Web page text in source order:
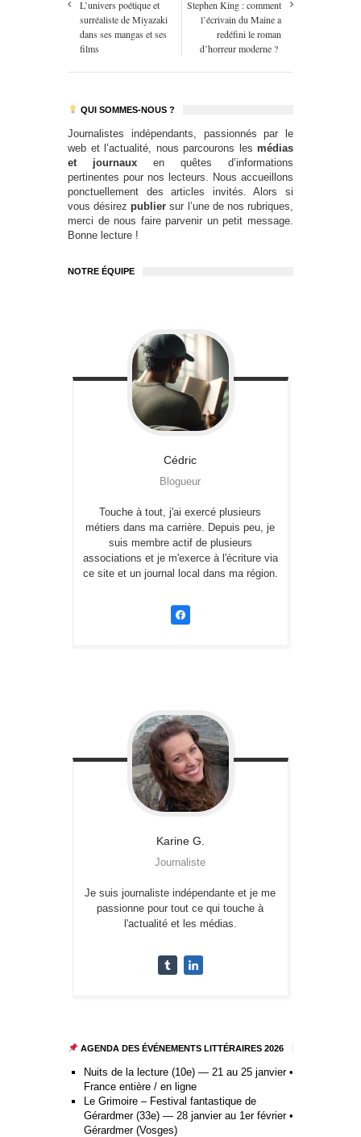
L’univers poétique et
surréaliste de Miyazaki
dans ses mangas et ses
films
Stephen King : comment
l’écrivain du Maine a
redéfini le roman
d’horreur moderne ?
QUI SOMMES-NOUS ?
Journalistes indépendants, passionnés par le
web et l’actualité, nous parcourons les médias
et journaux en quêtes d’informations
pertinentes pour nos lecteurs. Nous accueillons
ponctuellement des articles invités. Alors si
vous désirezpublier sur l’une de nos rubriques,
merci de nous faire parvenir un petit message.
Bonne lecture !
NOTRE ÉQUIPE
Cédric
Blogueur
Touche à tout, j'ai exercé plusieurs
métiers dans ma carrière. Depuis peu, je
suis membre actif de plusieurs
associations et je m'exerce à l'écriture via
ce site et un journal local dans ma région.
Karine G.
Journaliste
Je suis journaliste indépendante et je me
passionne pour tout ce qui touche à
l'actualité et les médias.
AGENDA DES ÉVÉNEMENTS LITTÉRAIRES 2026
Nuits de la lecture (10e) — 21 au 25 janvier •
France entière / en ligne
Le Grimoire – Festival fantastique de
Gérardmer (33e) — 28 janvier au 1er février •
Gérardmer (Vosges)